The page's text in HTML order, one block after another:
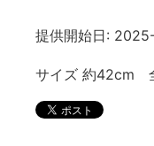
提供開始日:
サイズ 約42cm